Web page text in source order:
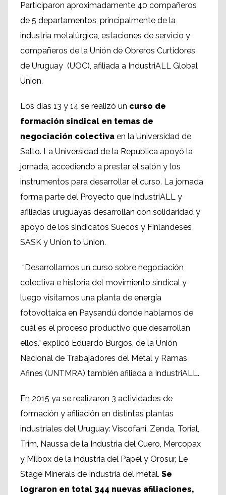
Participaron aproximadamente 40 compañeros
de 5 departamentos, principalmente de la
industria metalúrgica, estaciones de servicio y
compañeros de la Unión de Obreros Curtidores
de Uruguay (UOC), afiliada a IndustriALL Global
Union.
Los días 13 y 14 se realizó un curso de
formación sindical en temas de
negociación colectiva en la Universidad de
Salto. La Universidad de la Republica apoyó la
jornada, accediendo a prestar el salón y los
instrumentos para desarrollar el curso. La jornada
forma parte del Proyecto que IndustriALL y
afiliadas uruguayas desarrollan con solidaridad y
apoyo de los sindicatos Suecos y Finlandeses
SASK y Union to Union.
“Desarrollamos un curso sobre negociación
colectiva e historia del movimiento sindical y
luego visitamos una planta de energía
fotovoltaica en Paysandú donde hablamos de
cuál es el proceso productivo que desarrollan
ellos.” explicó Eduardo Burgos, de la Unión
Nacional de Trabajadores del Metal y Ramas
Afines (UNTMRA) también afiliada a IndustriALL.
En 2015 ya se realizaron 3 actividades de
formación y afiliación en distintas plantas
industriales del Uruguay: Viscofani, Zenda, Torial,
Trim, Naussa de la Industria del Cuero, Mercopax
y Milbox de la industria del Papel y Orosur, Le
Stage Minerals de Industria del metal. Se
lograron en total 344 nuevas afiliaciones,